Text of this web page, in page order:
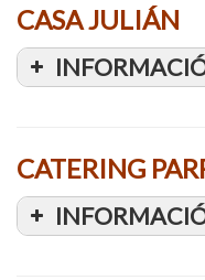
CASA JULIÁN
CATERING